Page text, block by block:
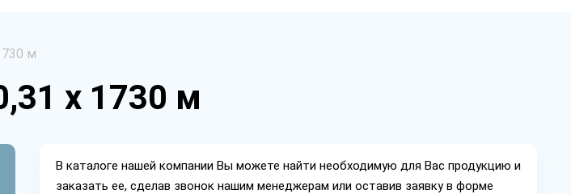
м
х 1730 м
В каталоге нашей компании Вы можете найти необходимую для Вас продукцию и
заказать ее, сделав звонок нашим менеджерам или оставив заявку в форме